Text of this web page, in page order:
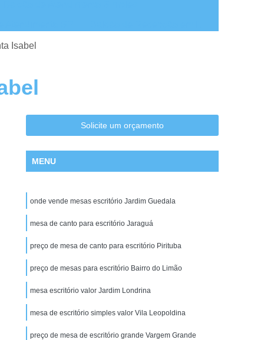
de Loja
Escritório na Zona Leste
no Centro de SP
Cadeira para Escritório
em Promoção
Comprar Cadeira de Escritório
de Cadeiras de Escritório
Estofados de Cadeiras
Conserto de Poltrona
Manutenção de Cadeiras de Escritorio
Cadeira Giratoria
Estações para Escritórios
São Paulo
Estação de Escritório na Zona Norte
Estação de Escritório na Zona Sul
Isabel
Solicite um orçamento
MENU
onde vende mesas escritório Jardim Guedala
mesa de canto para escritório Jaraguá
preço de mesa de canto para escritório Pirituba
preço de mesas para escritório Bairro do Limão
mesa escritório valor Jardim Londrina
mesa de escritório simples valor Vila Leopoldina
preço de mesa de escritório grande Vargem Grande